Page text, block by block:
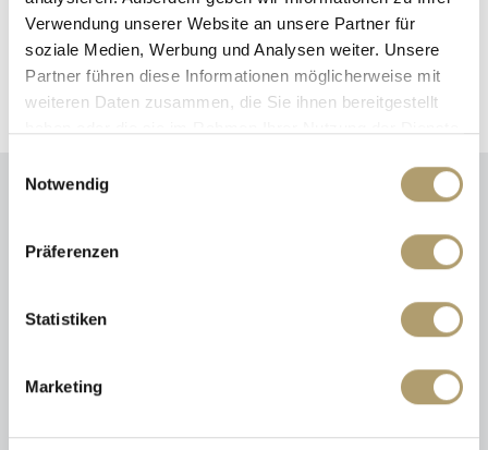
Verwendung unserer Website an unsere Partner für
soziale Medien, Werbung und Analysen weiter. Unsere
Partner führen diese Informationen möglicherweise mit
weiteren Daten zusammen, die Sie ihnen bereitgestellt
Notwendig
Präferenzen
Statistiken
Marketing
luis.ritter@ritterherz.de
Immer an Ihre Seite!
Energieverbrauchskennwert